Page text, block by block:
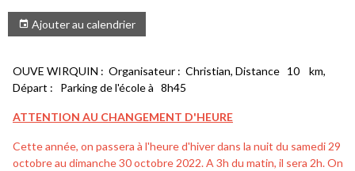
Ajouter au calendrier
OUVE WIRQUIN : Organisateur : Christian, Distance 10 km,
Départ : Parking de l'école à 8h45
ATTENTION AU CHANGEMENT D'HEURE
Cette année, on passera à l'heure d'hiver dans la nuit du samedi 29
octobre au dimanche 30 octobre 2022. A 3h du matin, il sera 2h. On